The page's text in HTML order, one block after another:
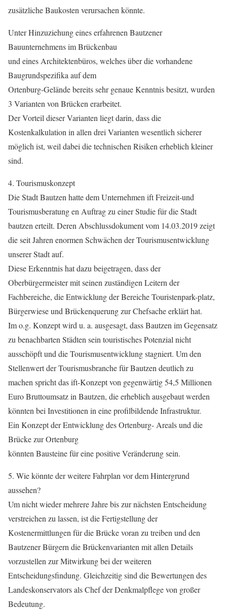
zusätzliche Baukosten verursachen könnte.
Unter Hinzuziehung eines erfahrenen Bautzener
Bauunternehmens im Brückenbau
und eines Architektenbüros, welches über die vorhandene
Baugrundspezifika auf dem
Ortenburg-Gelände bereits sehr genaue Kenntnis besitzt, wurden
3 Varianten von Brücken erarbeitet.
Der Vorteil dieser Varianten liegt darin, dass die
Kostenkalkulation in allen drei Varianten wesentlich sicherer
möglich ist, weil dabei die technischen Risiken erheblich kleiner
sind.
4. Tourismuskonzept
Die Stadt Bautzen hatte dem Unternehmen ift Freizeit-und
Tourismusberatung en Auftrag zu einer Studie für die Stadt
bautzen erteilt. Deren Abschlussdokument vom 14.03.2019 zeigt
die seit Jahren enormen Schwächen der Tourismusentwicklung
unserer Stadt auf.
Diese Erkenntnis hat dazu beigetragen, dass der
Oberbürgermeister mit seinen zuständigen Leitern der
Fachbereiche, die Entwicklung der Bereiche Touristenpark-platz,
Bürgerwiese und Brückenquerung zur Chefsache erklärt hat.
Im o.g. Konzept wird u. a. ausgesagt, dass Bautzen im Gegensatz
zu benachbarten Städten sein touristisches Potenzial nicht
ausschöpft und die Tourismusentwicklung stagniert. Um den
Stellenwert der Tourismusbranche für Bautzen deutlich zu
machen spricht das ift-Konzept von gegenwärtig 54,5 Millionen
Euro Bruttoumsatz in Bautzen, die erheblich ausgebaut werden
könnten bei Investitionen in eine profilbildende Infrastruktur.
Ein Konzept der Entwicklung des Ortenburg- Areals und die
Brücke zur Ortenburg
könnten Bausteine für eine positive Veränderung sein.
5. Wie könnte der weitere Fahrplan vor dem Hintergrund
aussehen?
Um nicht wieder mehrere Jahre bis zur nächsten Entscheidung
verstreichen zu lassen, ist die Fertigstellung der
Kostenermittlungen für die Brücke voran zu treiben und den
Bautzener Bürgern die Brückenvarianten mit allen Details
vorzustellen zur Mitwirkung bei der weiteren
Entscheidungsfindung. Gleichzeitig sind die Bewertungen des
Landeskonservators als Chef der Denkmalpflege von großer
Bedeutung.